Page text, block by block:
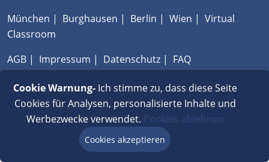
München | Burghausen | Berlin | Wien | Virtual
Classroom
AGB | Impressum | Datenschutz | FAQ
Cookie Warnung-Ich stimme zu, dass diese Seite
Cookies für Analysen, personalisierte Inhalte und
Werbezwecke verwendet. Cookies ablehnen
Cookies akzeptieren